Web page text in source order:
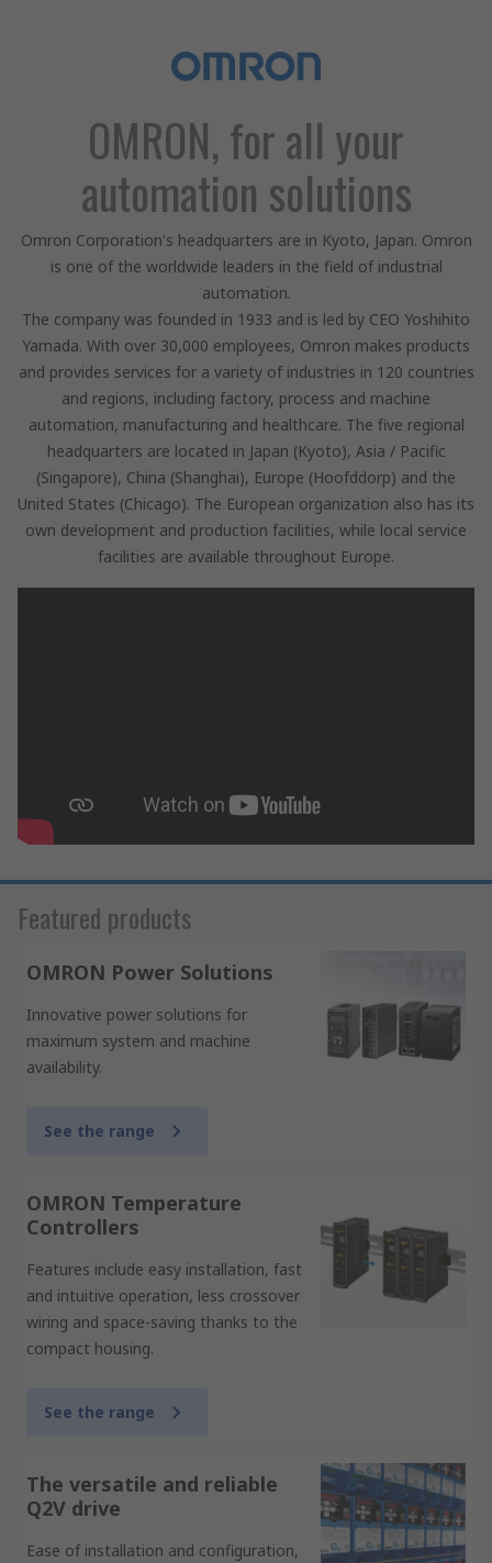
OMRON, for all your
automation solutions
Omron Corporation's headquarters are in Kyoto, Japan. Omron
is one of the worldwide leaders in the field of industrial
automation.
The company was founded in 1933 and is led by CEO Yoshihito
Yamada. With over 30,000 employees, Omron makes products
and provides services for a variety of industries in 120 countries
and regions, including factory, process and machine
automation, manufacturing and healthcare. The five regional
headquarters are located in Japan (Kyoto), Asia / Pacific
(Singapore), China (Shanghai), Europe (Hoofddorp) and the
United States (Chicago). The European organization also has its
own development and production facilities, while local service
facilities are available throughout Europe.
Featured products
OMRON Power Solutions
Innovative power solutions for
maximum system and machine
availability.
See the range
OMRON Temperature
Controllers
Features include easy installation, fast
and intuitive operation, less crossover
wiring and space-saving thanks to the
compact housing.
See the range
The versatile and reliable
Q2V drive
Ease of installation and configuration,